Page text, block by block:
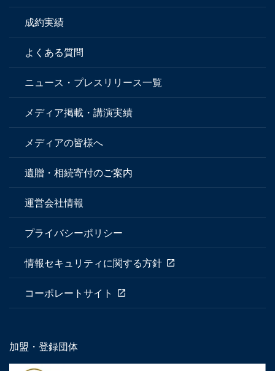
成約実績
よくある質問
ニュース・プレスリリース一覧
メディア掲載・講演実績
メディアの皆様へ
遺贈・相続寄付のご案内
運営会社情報
プライバシーポリシー
情報セキュリティに関する方針
コーポレートサイト
加盟・登録団体